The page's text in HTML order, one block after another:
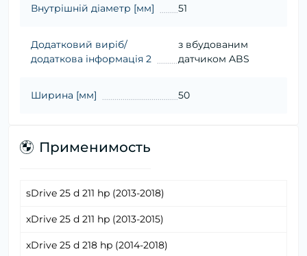
Внутрішній діаметр [мм] 51
Додатковий виріб/
додаткова інформація 2
з вбудованим
датчиком ABS
Ширина [мм] 50
Применимость
sDrive 25 d 211 hp (2013-2018)
xDrive 25 d 211 hp (2013-2015)
xDrive 25 d 218 hp (2014-2018)